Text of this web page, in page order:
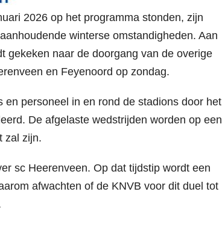
2026 op het programma stonden, zijn
winterse omstandigheden. Aan
gekeken naar de doorgang van de overige
en Feyenoord op zondag.
personeel in en rond de stadions door het
De afgelaste wedstrijden worden op een
zal zijn.
sc Heerenveen. Op dat tijdstip wordt een
afwachten of de KNVB voor dit duel tot